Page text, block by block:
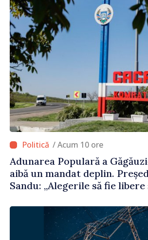
/ Acum 10 ore
Adunarea Populară a
aibă un mandat deplin.
Sandu: „Alegerile să fie libere